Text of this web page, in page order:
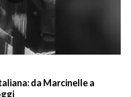
da Marcinelle a